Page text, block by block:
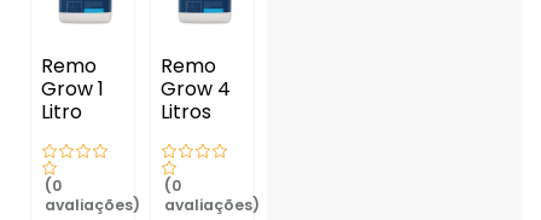
Remo
Grow 1
Litro
(0
avaliações)
Remo
Grow 4
Litros
(0
avaliações)